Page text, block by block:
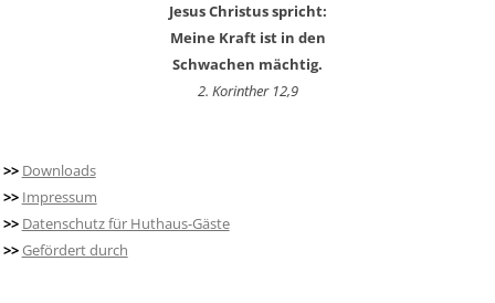
Jesus Christus spricht:
Meine Kraft ist in den
Schwachen mächtig.
2. Korinther 12,9
>> Downloads
>> Impressum
>> Datenschutz für Huthaus-Gäste
>>Gefördert durch